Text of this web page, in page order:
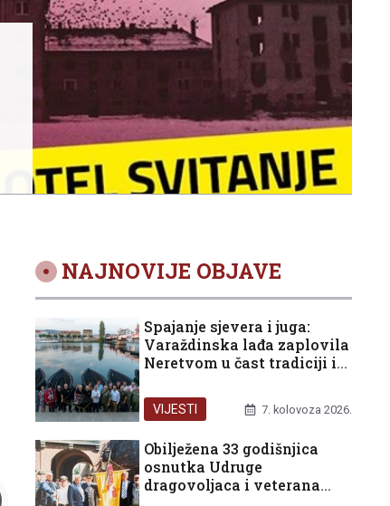
NAJNOVIJE OBJAVE
Spajanje sjevera i juga:
Varaždinska lađa zaplovila
Neretvom u čast tradiciji i
VIJESTI 7. kolovoza 2026.
Obilježena 33 godišnjica
osnutka Udruge
dragovoljaca i veterana